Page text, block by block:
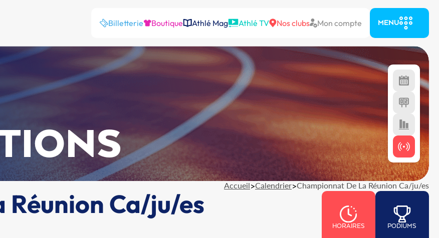
Billetterie Boutique Athlé Mag Athlé TV Nos clubs Mon compte MENU
Accueil>Calendrier>Championnat De La Réunion Ca/ju/es
Ca/ju/es
HORAIRES PODIUMS